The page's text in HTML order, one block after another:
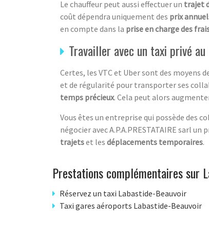
Le chauffeur peut aussi effectuer un trajet
coût dépendra uniquement des prix
en compte dans la prise en charge des
Travailler avec un taxi privé
Certes, les VTC et Uber sont des moyens
et de régularité pour transporter ses
temps précieux. Cela peut alors
Vous êtes un entreprise qui possède des
négocier avec A.P.A.PRESTATAIRE sarl
trajetset les déplacements temporaires.
Prestations complémentaires sur
Réservez un taxi Labastide-Beauvoir
Taxi gares aéroports Labastide-Beauvoir